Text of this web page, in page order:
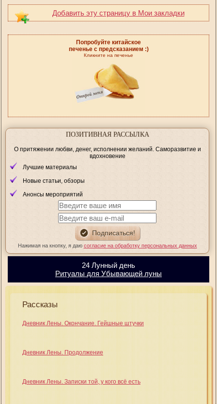
Добавить эту страницу в Мои закладки
Попробуйте китайское
печенье с предсказанием :)
Кликните на печенье
ПОЗИТИВНАЯ РАССЫЛКА
О притяжении любви, денег, исполнении желаний. Саморазвитие и
вдохновение
Лучшие материалы
Новые статьи, обзоры
Анонсы мероприятий
Нажимая на кнопку, я даю согласие на обработку персональных данных
24 Лунный день
Ритуалы для Убывающей луны
Рассказы
Дневник Лены. Окончание. Гейшные штучки
Дневник Лены. Продолжение
Дневник Лены. Записки той, у кого всё есть